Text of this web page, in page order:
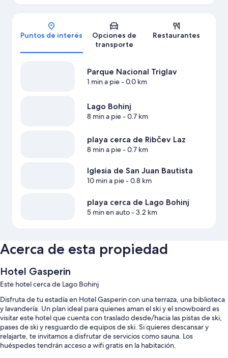
Mapa
Puntos de interés
Opciones de
transporte
Restaurantes
Parque Nacional Triglav
1 min a pie- 0.0 km
Lago Bohinj
8 min a pie- 0.7 km
playa cerca de Ribčev Laz
8 min a pie- 0.7 km
Iglesia de San Juan Bautista
10 min a pie- 0.8 km
playa cerca de Lago Bohinj
5 min en auto- 3.2 km
Acerca de esta propiedad
Hotel Gasperin
Este hotel cerca de Lago Bohinj
Disfruta de tu estadía en Hotel Gasperin con una terraza, una biblioteca
y lavandería. Un plan ideal para quienes aman el ski y el snowboard es
visitar este hotel que cuenta con traslado desde/hacia las pistas de ski,
pases de ski y resguardo de equipos de ski. Si quieres descansar y
relajarte, te invitamos a disfrutar de servicios como sauna. Los
huéspedes tendrán acceso a wifi gratis en la habitación.